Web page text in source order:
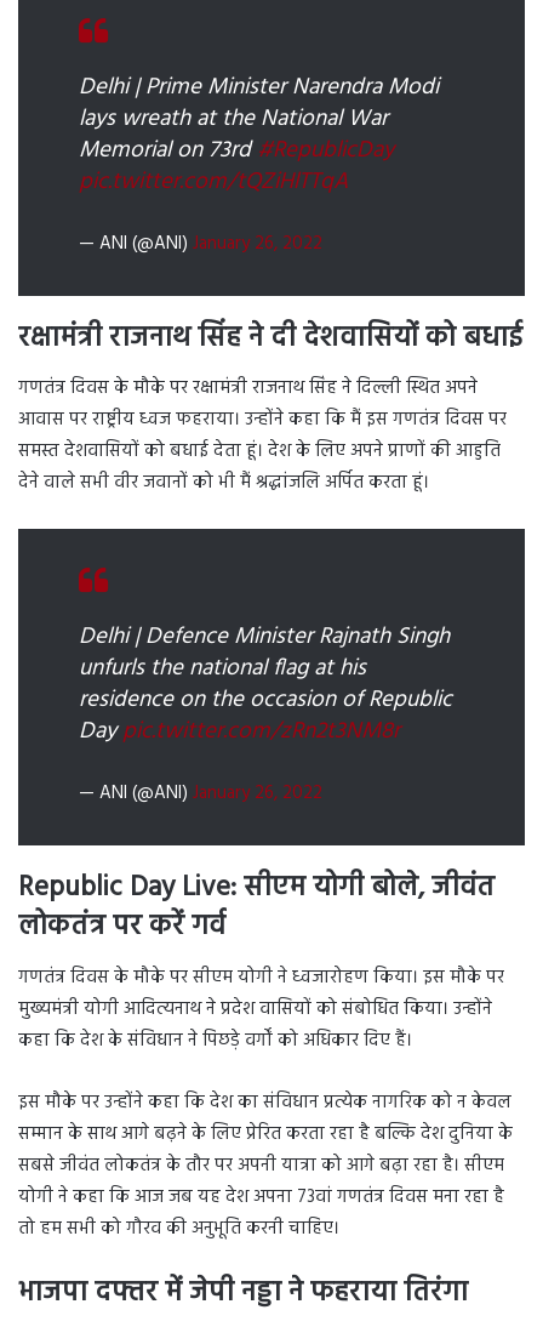
Delhi | Prime Minister Narendra Modi
lays wreath at the National War
Memorial on 73rd#RepublicDay
pic.twitter.com/tQZiHlTTqA
— ANI (@ANI) January 26, 2022
रक्षामंत्री राजनाथ सिंह ने दी देशवासियों को बधाई
गणतंत्र दिवस के मौके पर रक्षामंत्री राजनाथ सिंह ने दिल्ली स्थित अपने
आवास पर राष्ट्रीय ध्वज फहराया। उन्होंने कहा कि मैं इस गणतंत्र दिवस पर
समस्त देशवासियों को बधाई देता हूं। देश के लिए अपने प्राणों की आहुति
देने वाले सभी वीर जवानों को भी मैं श्रद्धांजलि अर्पित करता हूं।
Delhi | Defence Minister Rajnath Singh
unfurls the national flag at his
residence on the occasion of Republic
Daypic.twitter.com/zRn2t3NM8r
— ANI (@ANI) January 26, 2022
Republic Day Live: सीएम योगी बोले, जीवंत
लोकतंत्र पर करें गर्व
गणतंत्र दिवस के मौके पर सीएम योगी ने ध्वजारोहण किया। इस मौके पर
मुख्यमंत्री योगी आदित्यनाथ ने प्रदेश वासियों को संबोधित किया। उन्होंने
कहा कि देश के संविधान ने पिछड़े वर्गों को अधिकार दिए हैं।
इस मौके पर उन्होंने कहा कि देश का संविधान प्रत्येक नागरिक को न केवल
सम्मान के साथ आगे बढ़ने के लिए प्रेरित करता रहा है बल्कि देश दुनिया के
सबसे जीवंत लोकतंत्र के तौर पर अपनी यात्रा को आगे बढ़ा रहा है। सीएम
योगी ने कहा कि आज जब यह देश अपना 73वां गणतंत्र दिवस मना रहा है
तो हम सभी को गौरव की अनुभूति करनी चाहिए।
भाजपा दफ्तर में जेपी नड्डा ने फहराया तिरंगा